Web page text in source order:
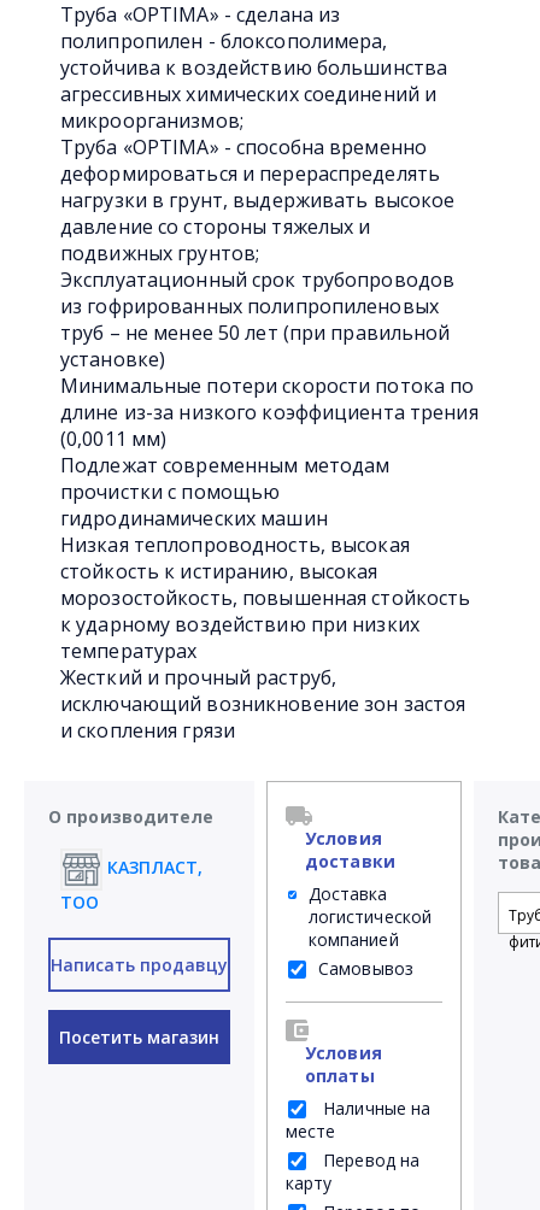
Труба «OPTIMA» - сделана из
полипропилен - блоксополимера,
устойчива к воздействию большинства
агрессивных химических соединений и
микроорганизмов;
Труба «OPTIMA» - способна временно
деформироваться и перераспределять
нагрузки в грунт, выдерживать высокое
давление со стороны тяжелых и
подвижных грунтов;
Эксплуатационный срок трубопроводов
из гофрированных полипропиленовых
труб – не менее 50 лет (при правильной
установке)
Минимальные потери скорости потока по
длине из-за низкого коэффициента трения
(0,0011 мм)
Подлежат современным методам
прочистки с помощью
гидродинамических машин
Низкая теплопроводность, высокая
стойкость к истиранию, высокая
морозостойкость, повышенная стойкость
к ударному воздействию при низких
температурах
Жесткий и прочный раструб,
исключающий возникновение зон застоя
и скопления грязи
О производителе
КАЗПЛАСТ,
ТОО
Написать продавцу
Посетить магазин
Условия
доставки
Доставка
логистической
компанией
Самовывоз
Условия
оплаты
Наличные на
месте
Перевод на
карту